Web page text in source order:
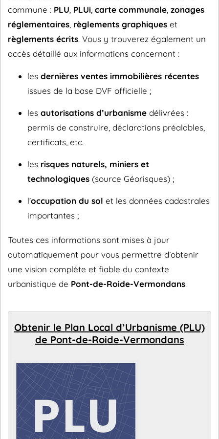
commune : PLU PLUi carte communale zonages
réglementaires règlements graphiques et
règlements écrits. Vous y trouverez également un
accès détaillé aux informations concernant :
les dernières ventes immobilières récentes
issues de la base DVF officielle ;
les autorisations d’urbanisme délivrées :
permis de construire, déclarations préalables,
certificats, etc.
les risques naturels, miniers et
technologiques (source Géorisques) ;
l’occupation du sol et les données cadastrales
importantes ;
Toutes ces informations sont mises à jour
automatiquement pour vous permettre d’obtenir
une vision complète et fiable du contexte
urbanistique de Pont-de-Roide-Vermondans.
Obtenir le Plan Local d’Urbanisme (PLU)
de Pont-de-Roide-Vermondans